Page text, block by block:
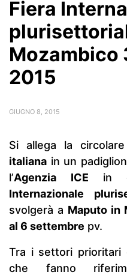
Fiera
Mozambico
2015
GIUGNO 8, 2015
Si allega la
italiana in un
l’Agenzia ICE in
Internazionale
svolgerà a Maputo in
al 6 settembre pv.
Tra i settori prioritari
che fanno